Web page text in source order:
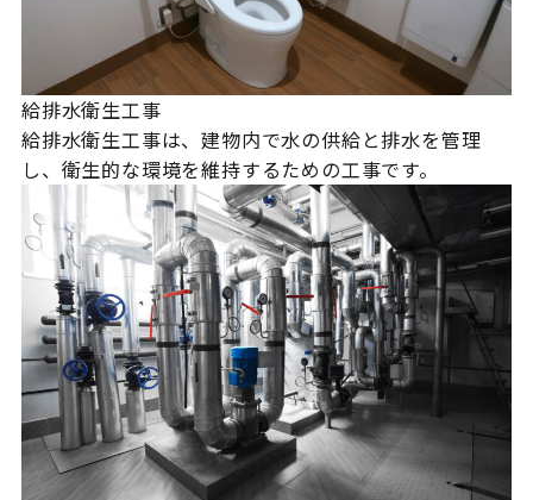
給排水衛生工事
給排水衛生工事は、建物内で水の供給と排水を管理
し、衛生的な環境を維持するための工事です。